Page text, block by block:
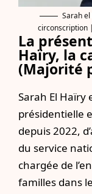
Sarah
circonscription
La
Haïry, la
(Majorité
Sarah El Haïry
présidentielle
depuis 2022,
du service
chargée de
familles dans